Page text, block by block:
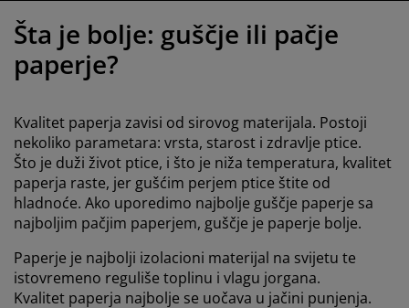
kreveta sa spremnikom
madraci
kreveti
namještaja
rasvjeta
potrepštine
Šta je bolje: guščje ili pačje
paperje?
Kvalitet paperja zavisi od sirovog materijala. Postoji
nekoliko parametara: vrsta, starost i zdravlje ptice.
Što je duži život ptice, i što je niža temperatura, kvalitet
paperja raste, jer gušćim perjem ptice štite od
hladnoće. Ako uporedimo najbolje guščje paperje sa
najboljim pačjim paperjem, guščje je paperje bolje.
Paperje je najbolji izolacioni materijal na svijetu te
istovremeno reguliše toplinu i vlagu jorgana.
Kvalitet paperja najbolje se uočava u jačini punjenja.